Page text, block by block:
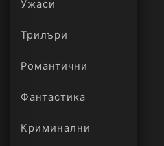
Ужаси
Трилъри
онлайн
Романтични
Фантастика
Криминални